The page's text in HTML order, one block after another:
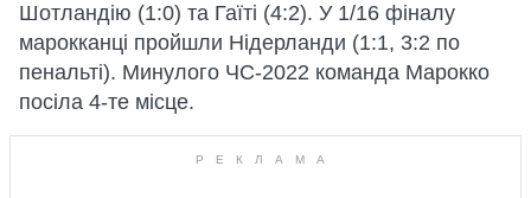
Шотландію (1:0) та Гаїті (4:2). У 1/16 фіналу
марокканці пройшли Нідерланди (1:1, 3:2 по
пенальті). Минулого ЧС-2022 команда Марокко
посіла 4-те місце.